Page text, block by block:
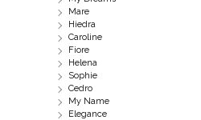
Mare
Hiedra
Caroline
Fiore
Helena
Sophie
Cedro
My Name
Elegance